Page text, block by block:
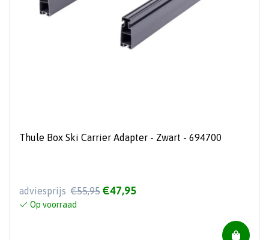
Thule Box Ski Carrier Adapter - Zwart - 694700
adviesprijs €55,95 €47,95
Op voorraad